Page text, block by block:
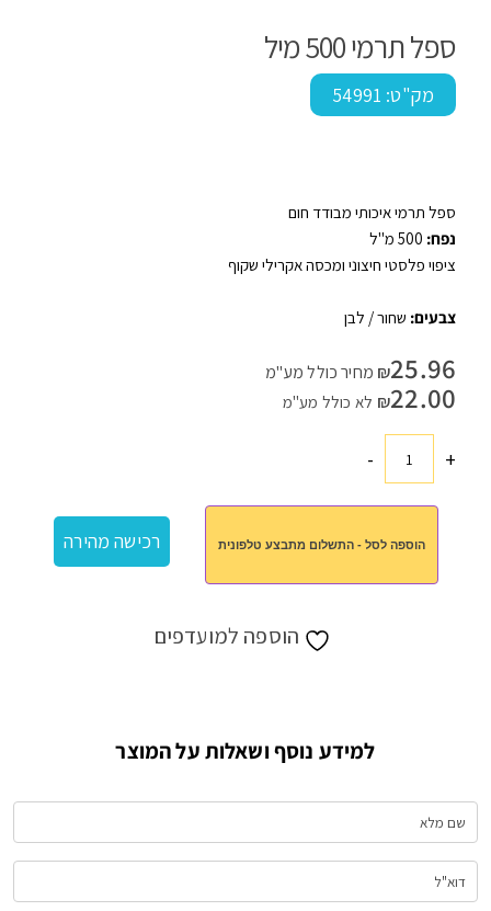
ספל תרמי 500 מיל
מק"ט: 54991
ספל תרמי איכותי מבודד חום
נפח:
ציפוי פלסטי חיצוני ומכסה אקרילי שקוף
צבעים: שחור / לבן
₪25.96
מחיר כולל מע"מ
₪22.00 לא כולל מע"מ
+כמות
תרמי
500
-
הוספה לסל - התשלום מתבצע טלפונית רכישה מהירה
הוספה למועדפים
למידע נוסף ושאלות על המוצר